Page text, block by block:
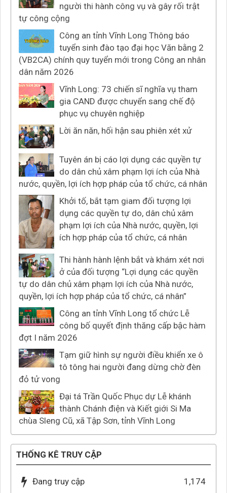
người thi hành công vụ và gây rối trật
tự công cộng
Công an tỉnh Vĩnh Long Thông báo
tuyển sinh đào tạo đại học Văn bằng 2
(VB2CA) chính quy tuyển mới trong Công an nhân
dân năm 2026
Vĩnh Long: 73 chiến sĩ nghĩa vụ tham
gia CAND được chuyển sang chế độ
phục vụ chuyên nghiệp
Lời ăn năn, hối hận sau phiên xét xử
Tuyên án bị cáo lợi dụng các quyền tự
do dân chủ xâm phạm lợi ích của Nhà
nước, quyền, lợi ích hợp pháp của tổ chức, cá nhân
Khởi tố, bắt tạm giam đối tượng lợi
dụng các quyền tự do, dân chủ xâm
phạm lợi ích của Nhà nước, quyền, lợi
ích hợp pháp của tổ chức, cá nhân
Thi hành hành lệnh bắt và khám xét nơi
ở của đối tượng “Lợi dụng các quyền
tự do dân chủ xâm phạm lợi ích của Nhà nước,
quyền, lợi ích hợp pháp của tổ chức, cá nhân”
Công an tỉnh Vĩnh Long tổ chức Lễ
công bố quyết định thăng cấp bậc hàm
đợt I năm 2026
Tạm giữ hình sự người điều khiển xe ô
tô tông hai người đang dừng chờ đèn
đỏ tử vong
Đại tá Trần Quốc Phục dự Lễ khánh
thành Chánh điện và Kiết giới Si Ma
chùa Sleng Cũ, xã Tập Sơn, tỉnh Vĩnh Long
THỐNG KÊ TRUY CẬP
Đang truy cập
1,174